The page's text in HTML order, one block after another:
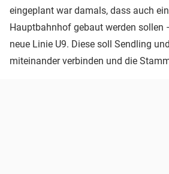
eingeplant war damals, dass auch
Hauptbahnhof gebaut werden sollen
neue Linie U9. Diese soll Sendling
miteinander verbinden und die